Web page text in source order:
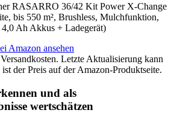
RASARRO 36/42 Kit Power X-Change
bis 550 m², Brushless, Mulchfunktion,
Ah Akkus + Ladegerät)
Amazon ansehen
Letzte Aktualisierung kann
der Preis auf der Amazon-Produktseite.
und als
wertschätzen